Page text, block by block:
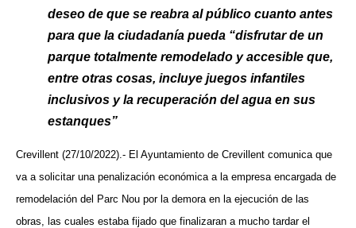
deseo de que se reabra al público cuanto antes
para que la ciudadanía pueda “disfrutar de un
parque totalmente remodelado y accesible que,
entre otras cosas, incluye juegos infantiles
inclusivos y la recuperación del agua en sus
estanques”
Crevillent (27/10/2022).- El Ayuntamiento de Crevillent comunica que
va a solicitar una penalización económica a la empresa encargada de
remodelación del Parc Nou por la demora en la ejecución de las
obras, las cuales estaba fijado que finalizaran a mucho tardar el